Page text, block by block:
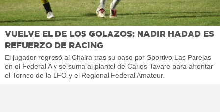
VUELVE EL DE LOS GOLAZOS: NADIR HADAD ES
REFUERZO DE RACING
El jugador regresó al Chaira tras su paso por Sportivo Las Parejas
en el Federal A y se suma al plantel de Carlos Tavare para afrontar
el Torneo de la LFO y el Regional Federal Amateur.